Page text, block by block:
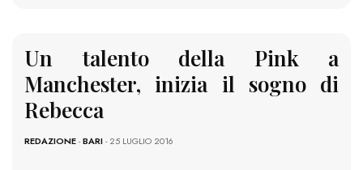
Un talento della Pink a
Manchester, inizia il sogno di
Rebecca
REDAZIONE-BARI- 25 LUGLIO 2016